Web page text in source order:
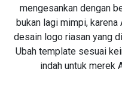
mengesankan dengan
bukan lagi mimpi,
desain logo riasan yang
Ubah template sesuai
indah untuk merek